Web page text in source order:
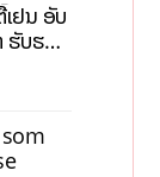
ຢນ ອັບ
ບຮອງ